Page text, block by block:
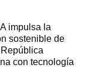
impulsa la
sostenible de
con tecnología